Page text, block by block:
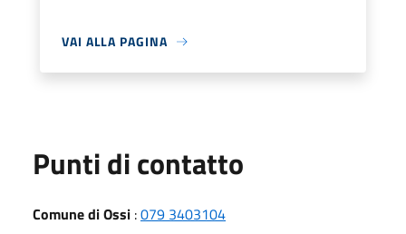
VAI ALLA PAGINA
Punti di contatto
Comune di Ossi :079 3403104